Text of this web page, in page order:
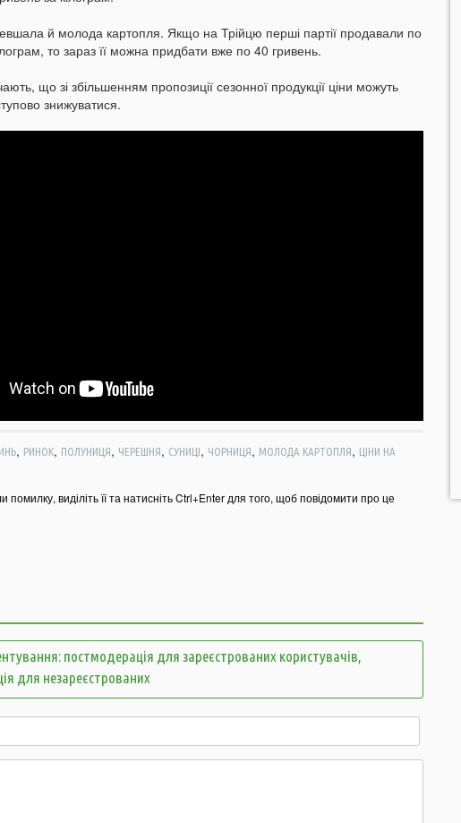
й молода картопля. Якщо на Трійцю перші партії продавали по
то зараз її можна придбати вже по 40 гривень.
що зі збільшенням пропозиції сезонної продукції ціни можуть
знижуватися.
, РИНОК, ПОЛУНИЦЯ, ЧЕРЕШНЯ, СУНИЦІ, ЧОРНИЦЯ, МОЛОДА КАРТОПЛЯ, ЦІНИ НА
виділіть її та натисніть Ctrl+Enter для того, щоб повідомити про це
постмодерація для зареєстрованих користувачів,
для незареєстрованих